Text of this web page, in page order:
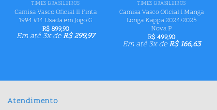
TIMES BRASILEIROS
Camisa Vasco Oficial II Finta
1994 #14 Usada em Jogo G
R$ 899,90
Em até 3x deR$299,97
TIMES BRASILEIROS
Camisa Vasco Oficial I Manga
Longa Kappa 2024/2025
Nova P
R$ 499,90
Em até 3x deR$166,63
Atendimento